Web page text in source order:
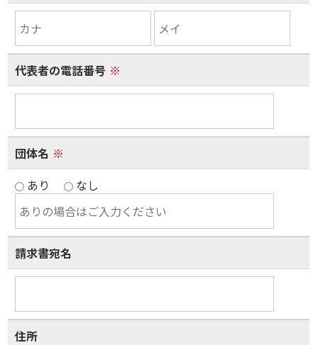
代表者の電話番号 ※
団体名 ※
あり
なし
請求書宛名
住所